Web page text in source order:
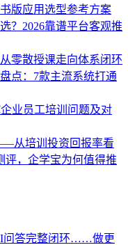
版应用选型参考方案
？2026靠谱平台客观推
零散授课走向体系闭环
点：7款主流系统打通
业员工培训问题及对
从培训投资回报率看
评，企学宝为何值得推
问答完整闭环……做更